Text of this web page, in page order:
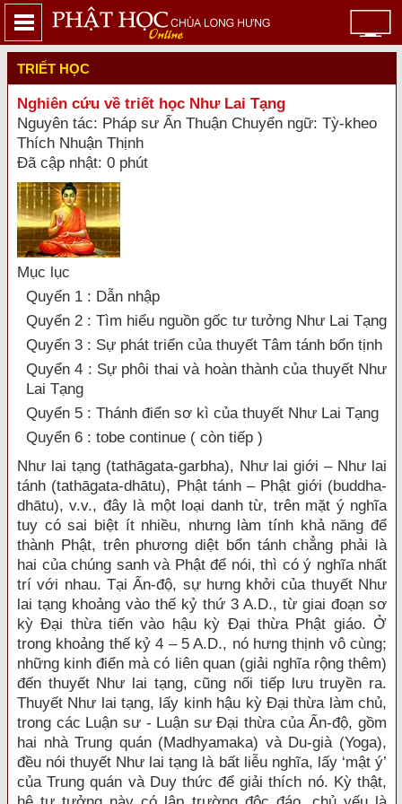
TRIẾT HỌC
Nghiên cứu về triết học Như Lai Tạng
Nguyên tác: Pháp sư Ấn Thuận Chuyển ngữ: Tỳ-kheo
Thích Nhuận Thịnh
Đã cập nhật: 0 phút
Mục lục
Quyển 1 : Dẫn nhập
Quyển 2 : Tìm hiểu nguồn gốc tư tưởng Như Lai Tạng
Quyển 3 : Sự phát triển của thuyết Tâm tánh bổn tịnh
Quyển 4 : Sự phôi thai và hoàn thành của thuyết Như
Lai Tạng
Quyển 5 : Thánh điển sơ kì của thuyết Như Lai Tạng
Quyển 6 : tobe continue ( còn tiếp )
Như lai tạng (tathāgata-garbha), Như lai giới – Như lai
tánh (tathāgata-dhātu), Phật tánh – Phật giới (buddha-
dhātu), v.v., đây là một loại danh từ, trên mặt ý nghĩa
tuy có sai biệt ít nhiều, nhưng làm tính khả năng để
thành Phật, trên phương diệt bổn tánh chẳng phải là
hai của chúng sanh và Phật để nói, thì có ý nghĩa nhất
trí với nhau. Tại Ấn-độ, sự hưng khởi của thuyết Như
lai tạng khoảng vào thế kỷ thứ 3 A.D., từ giai đoạn sơ
kỳ Đại thừa tiến vào hậu kỳ Đại thừa Phật giáo. Ở
trong khoảng thế kỷ 4 – 5 A.D., nó hưng thịnh vô cùng;
những kinh điển mà có liên quan (giải nghĩa rộng thêm)
đến thuyết Như lai tạng, cũng nối tiếp lưu truyền ra.
Thuyết Như lai tạng, lấy kinh hậu kỳ Đại thừa làm chủ,
trong các Luận sư - Luận sư Đại thừa của Ấn-độ, gồm
hai nhà Trung quán (Madhyamaka) và Du-già (Yoga),
đều nói thuyết Như lai tạng là bất liễu nghĩa, lấy ‘mật ý’
của Trung quán và Duy thức để giải thích nó. Kỳ thật,